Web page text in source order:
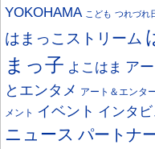
YOKOHAMA こども つれづれ
はまっこストリーム
まっ子 よこはま ア
とエンタメ アート＆エンタ
メント
イベント インタ
ニュース パートナ